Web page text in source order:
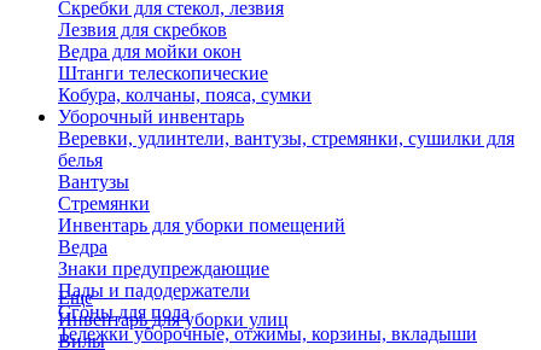
Скребки для стекол, лезвия
Лезвия для скребков
Ведра для мойки окон
Штанги телескопические
Кобура, колчаны, пояса, сумки
Уборочный инвентарь
Веревки, удлинтели, вантузы, стремянки, сушилки для
белья
Вантузы
Стремянки
Инвентарь для уборки помещений
Ведра
Знаки предупреждающие
Пады и падодержатели
Сгоны для пола
Тележки уборочные, отжимы, корзины, вкладыши
Еще
Инвентарь для уборки улиц
Вилы